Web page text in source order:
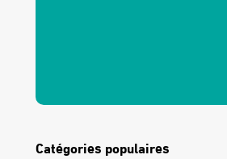
Catégories populaires